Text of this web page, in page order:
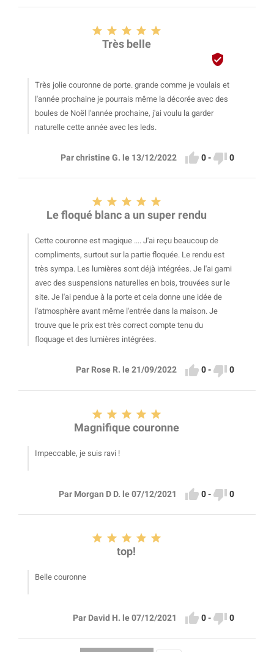
    
Très belle

Très jolie couronne de porte. grande comme je voulais et
l'année prochaine je pourrais même la décorée avec des
boules de Noël l'année prochaine, j'ai voulu la garder
naturelle cette année avec les leds.
Par christine G. le 13/12/2022  0-  0
    
Le floqué blanc a un super rendu
Cette couronne est magique .... J'ai reçu beaucoup de
compliments, surtout sur la partie floquée. Le rendu est
très sympa. Les lumières sont déjà intégrées. Je l'ai garni
avec des suspensions naturelles en bois, trouvées sur le
site. Je l'ai pendue à la porte et cela donne une idée de
l'atmosphère avant même l'entrée dans la maison. Je
trouve que le prix est très correct compte tenu du
floquage et des lumières intégrées.
Par Rose R. le 21/09/2022  0-  0
    
Magnifique couronne
Impeccable, je suis ravi !
Par Morgan D D. le 07/12/2021  0-  0
    
top!
Belle couronne
Par David H. le 07/12/2021  0-  0